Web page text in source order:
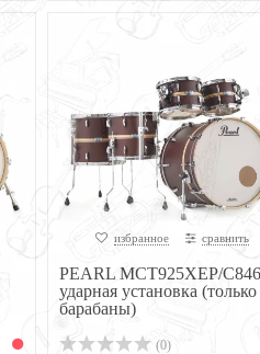
избранное сравнить
PEARL MCT925XEP/C846
ударная установка (только
барабаны)
(0)